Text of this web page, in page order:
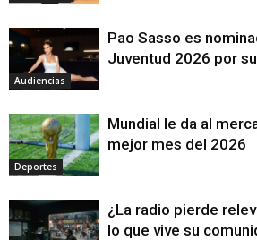
Audiencias
Pao Sasso es
Juventud 2026 por su
Deportes
Mundial le da al
mejor mes del 2026
¿La radio pierde
lo que vive su